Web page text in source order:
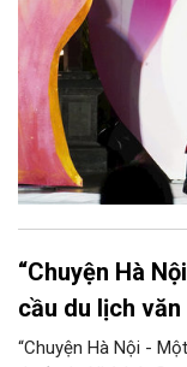
“Chuyện Hà
cầu du lịch
“Chuyện Hà Nội -